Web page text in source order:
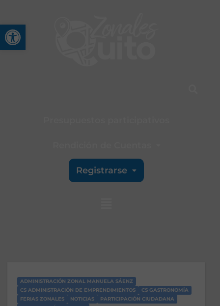
Abrir barra de
Registrarse
ADMINISTRACIÓN ZONAL MANUELA SÁENZ
CS ADMINISTRACIÓN DE EMPRENDIMIENTOS
CS GASTRONOMÍA
FERIAS ZONALES
NOTICIAS
PARTICIPACIÓN CIUDADANA